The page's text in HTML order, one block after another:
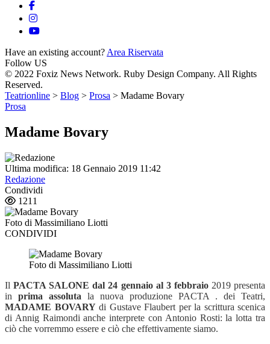
Have an existing account? Area Riservata
Follow US
© 2022 Foxiz News Network. Ruby Design Company. All Rights
Reserved.
Teatrionline > Blog > Prosa > Madame Bovary
Prosa
Madame Bovary
Ultima modifica: 18 Gennaio 2019 11:42
Redazione
Condividi
1211
Foto di Massimiliano Liotti
CONDIVIDI
Foto di Massimiliano Liotti
Il PACTA SALONEdal 24 gennaio al 3 febbraio 2019 presenta
in prima assoluta la nuova produzione PACTA . dei Teatri,
MADAME BOVARYdi Gustave Flaubert per la scrittura scenica
di Annig Raimondi anche interprete con Antonio Rosti: la lotta tra
ciò che vorremmo essere e ciò che effettivamente siamo.